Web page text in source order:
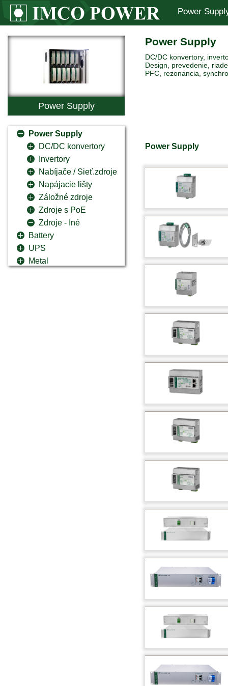
Power
Power Supply
Power Supply
DC/DC konvertory
Invertory
Nabíjače / Sieť.zdroje
Napájacie lišty
Záložné zdroje
Zdroje s PoE
Zdroje - Iné
Battery
UPS
Metal
Power Supply
DC/DC konvertory,
Design, prevedenie,
PFC, rezonancia,
Power Supply